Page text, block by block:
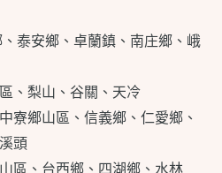
、泰安鄉、卓蘭鎮、南庄鄉、峨
、梨山、谷關、天冷
寮鄉山區、信義鄉、仁愛鄉、
頭
區、台西鄉、四湖鄉、水林